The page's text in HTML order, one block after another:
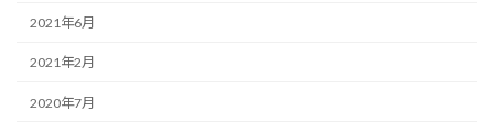
2021年6月
2021年2月
2020年7月